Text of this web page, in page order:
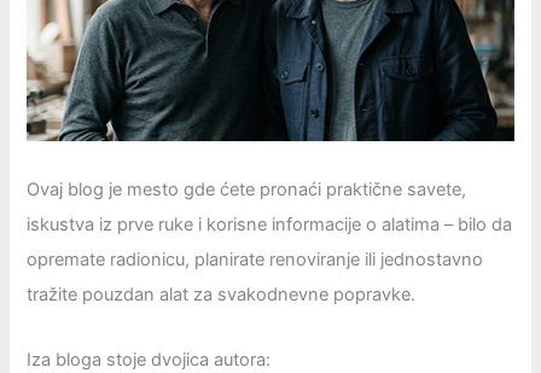
Ovaj blog je mesto gde ćete pronaći praktične savete,
iskustva iz prve ruke i korisne informacije o alatima – bilo da
opremаtе radionicu, planirate renoviranje ili jednostavno
tražite pouzdan alat za svakodnevne popravke.
Iza bloga stoje dvojica autora: